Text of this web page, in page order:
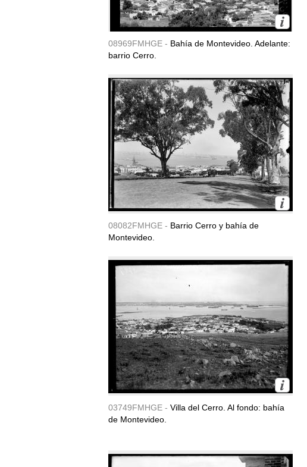
08969FMHGE - Bahía de Montevideo. Adelante:
barrio Cerro.
08082FMHGE - Barrio Cerro y bahía de
Montevideo.
03749FMHGE - Villa del Cerro. Al fondo: bahía
de Montevideo.